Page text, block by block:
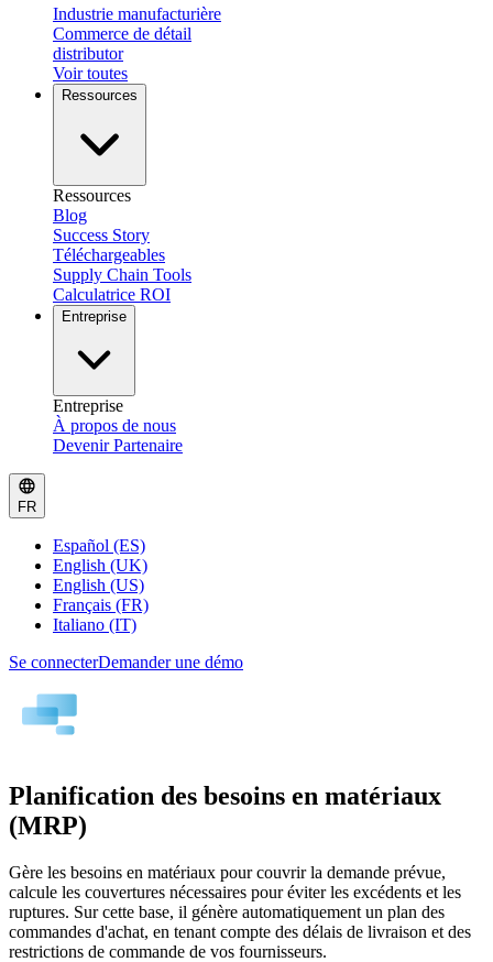
Industrie manufacturière
Commerce de détail
distributor
Voir toutes
Ressources
Ressources
Blog
Success Story
Téléchargeables
Supply Chain Tools
Calculatrice ROI
Entreprise
Entreprise
À propos de nous
Devenir Partenaire
FR
Español (ES)
English (UK)
English (US)
Français (FR)
Italiano (IT)
Se connecterDemander une démo
Planification des besoins en matériaux
(MRP)
Gère les besoins en matériaux pour couvrir la demande prévue,
calcule les couvertures nécessaires pour éviter les excédents et les
ruptures. Sur cette base, il génère automatiquement un plan des
commandes d'achat, en tenant compte des délais de livraison et des
restrictions de commande de vos fournisseurs.